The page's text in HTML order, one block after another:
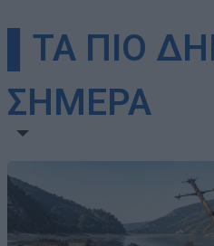
▌ΤΑ ΠΙΟ
ΣΗΜΕΡΑ